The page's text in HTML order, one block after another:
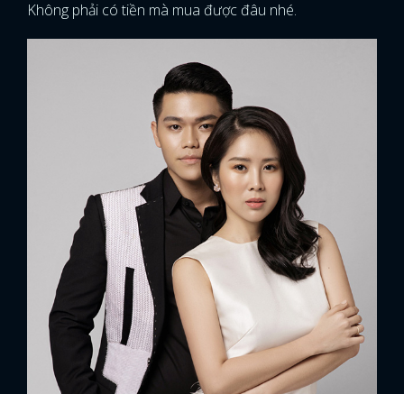
Không phải có tiền mà mua được đâu nhé.